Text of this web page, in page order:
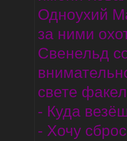
Одноухий
за ними
Свенельд
свете
- Куда
- Хочу